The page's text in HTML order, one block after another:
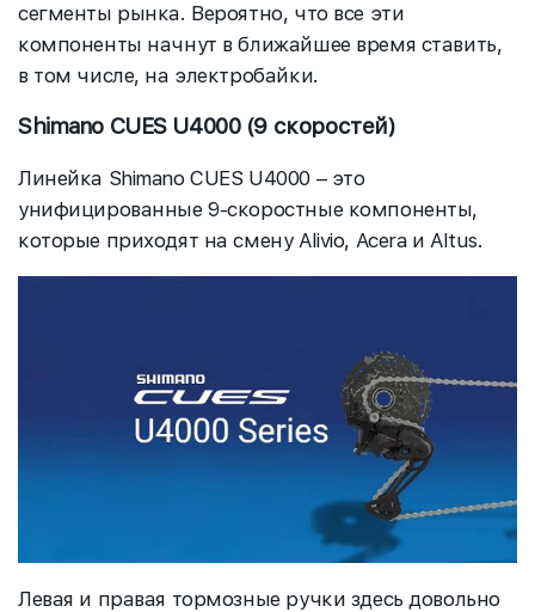
сегменты рынка. Вероятно, что все эти
компоненты начнут в ближайшее время ставить,
в том числе, на электробайки.
Shimano CUES U4000 (9 скоростей)
Линейка Shimano CUES U4000 – это
унифицированные 9-скоростные компоненты,
которые приходят на смену Alivio, Acera и Altus.
Левая и правая тормозные ручки здесь довольно